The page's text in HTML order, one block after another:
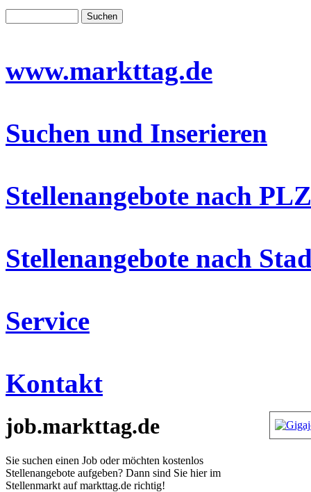
www.markttag.de
Suchen und Inserieren
Stellenangebote nach
Stellenangebote nach
Service
Kontakt
job.markttag.de
Sie suchen einen Job oder möchten kostenlos
Stellenangebote aufgeben? Dann sind Sie hier im
Stellenmarkt auf markttag.de richtig!